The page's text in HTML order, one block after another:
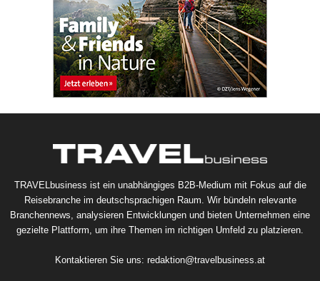
TRAVELbusiness ist ein unabhängiges B2B-Medium mit Fokus auf die
Reisebranche im deutschsprachigen Raum. Wir bündeln relevante
Branchennews, analysieren Entwicklungen und bieten Unternehmen eine
gezielte Plattform, um ihre Themen im richtigen Umfeld zu platzieren.
Kontaktieren Sie uns: redaktion@travelbusiness.at